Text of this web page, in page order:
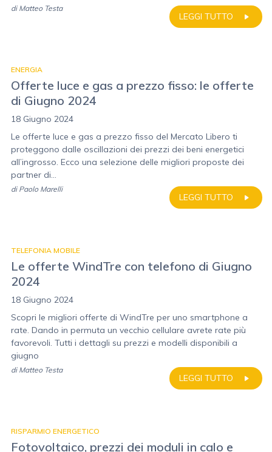
LEGGI TUTTO
di Matteo Testa
ENERGIA
Offerte luce e gas a prezzo fisso: le offerte
di Giugno 2024
18 Giugno 2024
Le offerte luce e gas a prezzo fisso del Mercato Libero ti
proteggono dalle oscillazioni dei prezzi dei beni energetici
all’ingrosso. Ecco una selezione delle migliori proposte dei
partner di...
LEGGI TUTTO
di Paolo Marelli
TELEFONIA MOBILE
Le offerte WindTre con telefono di Giugno
2024
18 Giugno 2024
Scopri le migliori offerte di WindTre per uno smartphone a
rate. Dando in permuta un vecchio cellulare avrete rate più
favorevoli. Tutti i dettagli su prezzi e modelli disponibili a
giugno
LEGGI TUTTO
di Matteo Testa
RISPARMIO ENERGETICO
Fotovoltaico, prezzi dei moduli in calo e